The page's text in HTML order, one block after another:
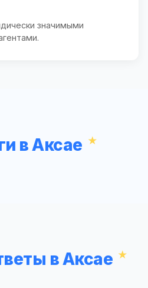
значимыми
в Аксае
в Аксае